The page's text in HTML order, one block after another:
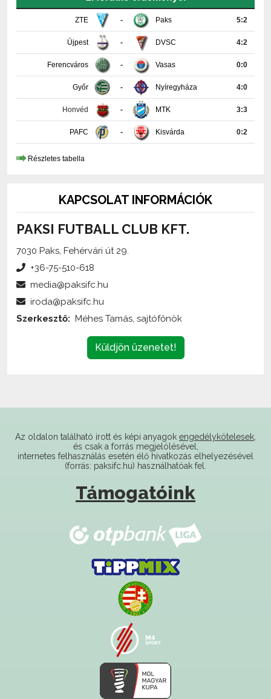
Újpest DVSC 4:2
Ferencváros Vasas 0:0
Győr Nyíregyháza 4:0
Honvéd MTK 3:3
PAFC Kisvárda 0:2
Részletes tabella
PAKSI FUTBALL CLUB KFT.
7030 Paks, Fehérvári út 29.
Küldjön üzenetet!
internetes felhasználás esetén élő hivatkozás elhelyezésével
(forrás: paksifc.hu) használhatóak fel.
Támogatóink